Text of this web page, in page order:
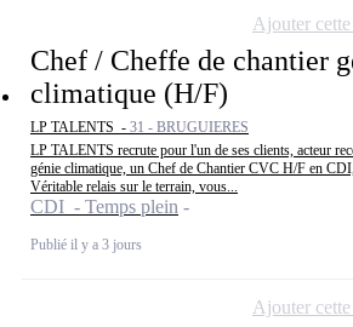
Chef / Cheffe de chantier
climatique (H/F)
LP TALENTS - 31 - BRUGUIERES
LP TALENTS recrute pour l'un de ses clients, acteur
génie climatique, un Chef de Chantier CVC H/F en
Véritable relais sur le terrain, vous...
CDI - Temps plein
Publié il y a 3 jours
Ajouter
Ajouter